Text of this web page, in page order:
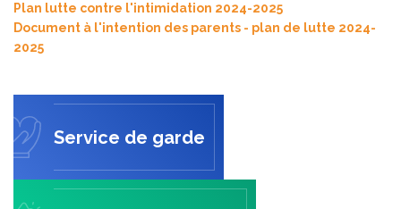
Plan lutte contre l'intimidation 2024-2025
Document à l'intention des parents - plan de lutte 2024-
2025
Service de garde